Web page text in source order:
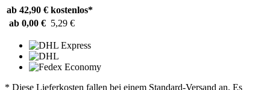
ab 42,90 € kostenlos*
ab 0,00 € 5,29 €
* Diese Lieferkosten fallen bei einem Standard-Versand an. Es